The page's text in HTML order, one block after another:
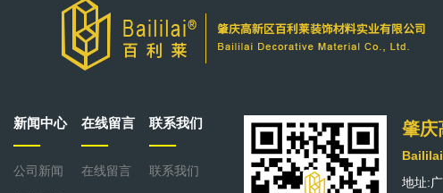
新闻中心
公司新闻
在线留言
在线留言
联系我们
联系我们
肇庆
地址: